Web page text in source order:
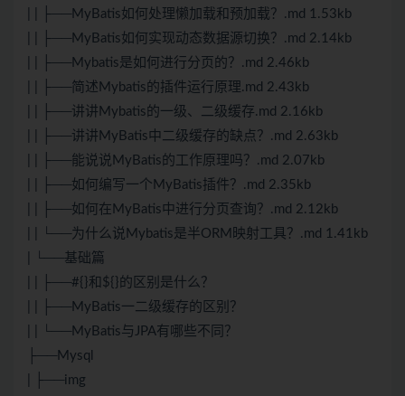
| | ├──MyBatis如何处理懒加载和预加载？.md 1.53kb
| | ├──MyBatis如何实现动态数据源切换？.md 2.14kb
| | ├──Mybatis是如何进行分页的？.md 2.46kb
| | ├──简述Mybatis的插件运行原理.md 2.43kb
| | ├──讲讲Mybatis的一级、二级缓存.md 2.16kb
| | ├──讲讲MyBatis中二级缓存的缺点？.md 2.63kb
| | ├──能说说MyBatis的工作原理吗？.md 2.07kb
| | ├──如何编写一个MyBatis插件？.md 2.35kb
| | ├──如何在MyBatis中进行分页查询？.md 2.12kb
| | └──为什么说Mybatis是半ORM映射工具？.md 1.41kb
| └──基础篇
| | ├──#{}和${}的区别是什么？
| | ├──MyBatis一二级缓存的区别？
| | └──MyBatis与JPA有哪些不同？
├──Mysql
| ├──img